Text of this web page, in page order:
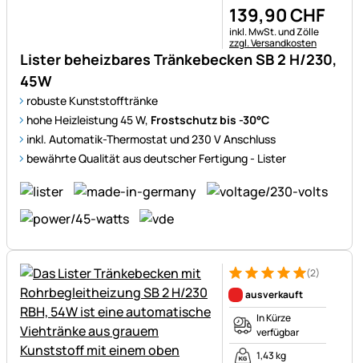
Lister beheizbares Tränkebecken SB 2 H/230,
45W
robuste Kunststofftränke
hohe Heizleistung 45 W, Frostschutz bis -30°C
inkl. Automatik-Thermostat und 230 V Anschluss
bewährte Qualität aus deutscher Fertigung - Lister
139,90CHF
Steuerhinweis:
inkl. MwSt. und Zölle
zzgl. Versandkosten
Bewertung: 5 von 5 (2
2 Bewertungen
(2)
ausverkauft
In Kürze
verfügbar
1,43 kg